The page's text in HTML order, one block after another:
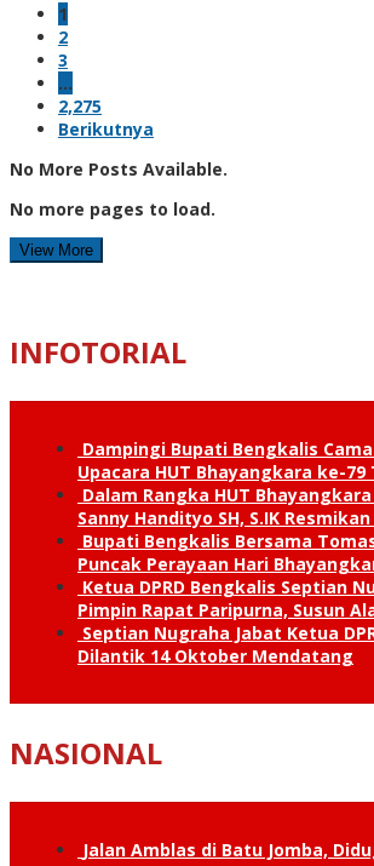
1
2
3
…
2,275
Berikutnya
No More Posts Available.
No more pages to load.
View More
INFOTORIAL
Dampingi Bupati Bengkalis
Upacara HUT Bhayangkara ke-79
Dalam Rangka HUT Bhayangkara
Sanny Handityo SH, S.IK
Bupati Bengkalis Bersama
Puncak Perayaan Hari
Ketua DPRD Bengkalis Septian
Pimpin Rapat Paripurna, Susun
Septian Nugraha Jabat Ketua
Dilantik 14 Oktober Mendatang
NASIONAL
Jalan Amblas di Batu Jomba,